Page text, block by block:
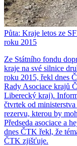
Půta: Kraje letos ze
roku 2015
Ze Státního fondu
kraje na své silnice
roku 2015, řekl dnes
Rady Asociace krajů
Liberecký kraj).
čtvrtek od
rezervu, kterou by
Předseda asociace a
dnes ČTK řekl, že
ČTK zjišťuje.